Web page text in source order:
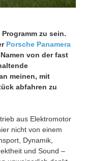
zu sein.
Porsche Panamera
von der fast
meinen, mit
abfahren zu
aus Elektromotor
nicht von einem
Dynamik,
und Sound –